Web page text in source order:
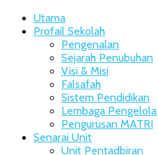
Utama
Profail Sekolah
Pengenalan
Sejarah Penubuhan
Visi & Misi
Falsafah
Sistem Pendidikan
Lembaga Pengelola
Pengurusan MATRI
Senarai Unit
Unit Pentadbiran